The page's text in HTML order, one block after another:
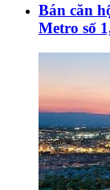
Bán căn
Metro số